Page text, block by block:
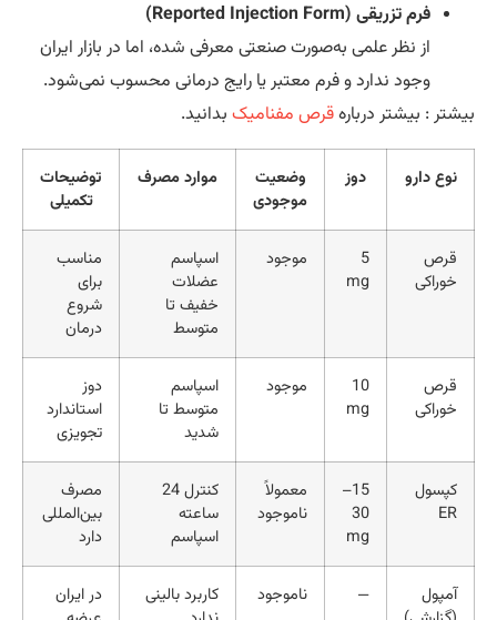
فرم تزریقی (Reported Injection Form)
از نظر علمی به‌صورت صنعتی معرفی شده، اما در بازار ایران
وجود ندارد و فرم معتبر یا رایج درمانی محسوب نمی‌شود.
: بیشتر دربارهقرص مفنامیکبدانید.
دوز
وضعیت
موارد مصرف
توضیحات
5
mg
موجود
اسپاسم
10
mg
موجود
اسپاسم
متوسط تا
معمولاً
ناموجود
ساعته
بین‌المللی
— ناموجود
کاربرد بالینی
در ایران